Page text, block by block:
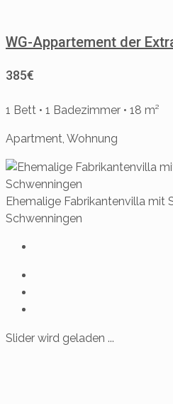
WG-Appartement der
385€
1 Bett • 1 Badezimmer • 18 m²
Apartment, Wohnung
Ehemalige Fabrikantenvilla mit
Schwenningen
Slider wird geladen ...